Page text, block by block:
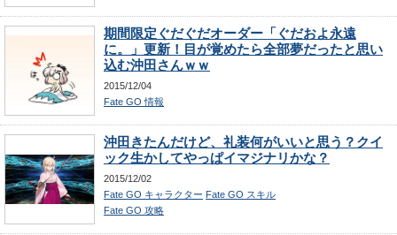
期間限定ぐだぐだオーダー「ぐだおよ永遠
に。」更新！目が覚めたら全部夢だったと思い
込む沖田さんｗｗ
2015/12/04
Fate GO 情報
沖田きたんだけど、礼装何がいいと思う？クイ
ック生かしてやっぱイマジナリかな？
2015/12/02
Fate GO キャラクター Fate GO スキル
Fate GO 攻略